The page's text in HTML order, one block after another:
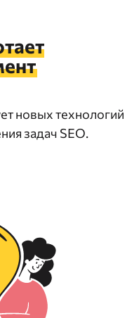
новых технологий
задач SEO.